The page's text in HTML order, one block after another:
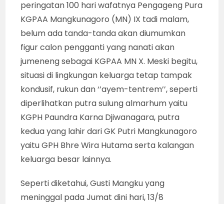
peringatan 100 hari wafatnya Pengageng Pura
KGPAA Mangkunagoro (MN) IX tadi malam,
belum ada tanda-tanda akan diumumkan
figur calon pengganti yang nanati akan
jumeneng sebagai KGPAA MN X. Meski begitu,
situasi di lingkungan keluarga tetap tampak
kondusif, rukun dan ‘’ayem-tentrem’’, seperti
diperlihatkan putra sulung almarhum yaitu
KGPH Paundra Karna Djiwanagara, putra
kedua yang lahir dari GK Putri Mangkunagoro
yaitu GPH Bhre Wira Hutama serta kalangan
keluarga besar lainnya.
Seperti diketahui, Gusti Mangku yang
meninggal pada Jumat dini hari, 13/8